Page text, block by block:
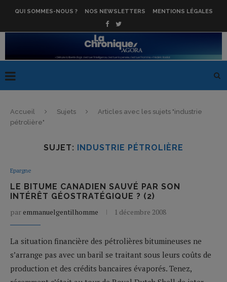
QUI SOMMES-NOUS ? NOS NEWSLETTERS MENTIONS LÉGALES
Accueil Sujets
Articles avec les sujets "industrie
pétrolière"
SUJET: INDUSTRIE PÉTROLIÈRE
Epargne
LE BITUME CANADIEN SAUVÉ PAR SON
INTÉRÊT GÉOSTRATÉGIQUE ? (2)
paremmanuelgentilhomme 1 décembre 2008
La situation financière des pétrolières bitumineuses ne
s’arrange pas avec un baril se traitant sous leurs coûts de
production et des crédits bancaires évaporés. Tenez,